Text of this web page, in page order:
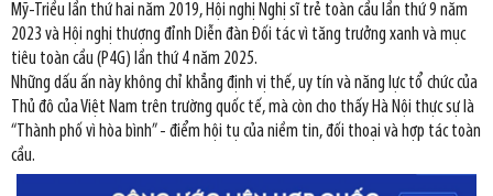
Mỹ-Triều lần thứ hai năm 2019, Hội nghị Nghị sĩ trẻ toàn cầu lần thứ 9 năm
2023 và Hội nghị thượng đỉnh Diễn đàn Đối tác vì tăng trưởng xanh và mục
tiêu toàn cầu (P4G) lần thứ 4 năm 2025.
Những dấu ấn này không chỉ khẳng định vị thế, uy tín và năng lực tổ chức của
Thủ đô của Việt Nam trên trường quốc tế, mà còn cho thấy Hà Nội thực sự là
“Thành phố vì hòa bình” - điểm hội tụ của niềm tin, đối thoại và hợp tác toàn
cầu.